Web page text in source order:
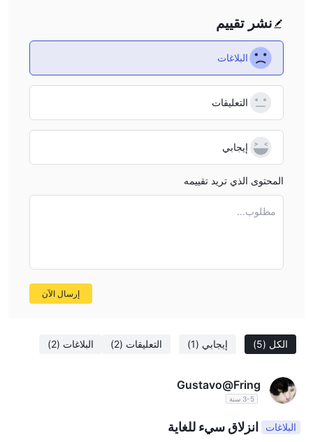
الكل (5) إيجابي (1) التعليقات (2) البلاغات (2)
Gustavo@Fring
3-5 سنة
البلاغات انزلاق سيء للغاية
نشر تقييم
البلاغات
التعليقات
إيجابي
المحتوى الذي تريد تقييمه
مطلوب...
إرسال الآن